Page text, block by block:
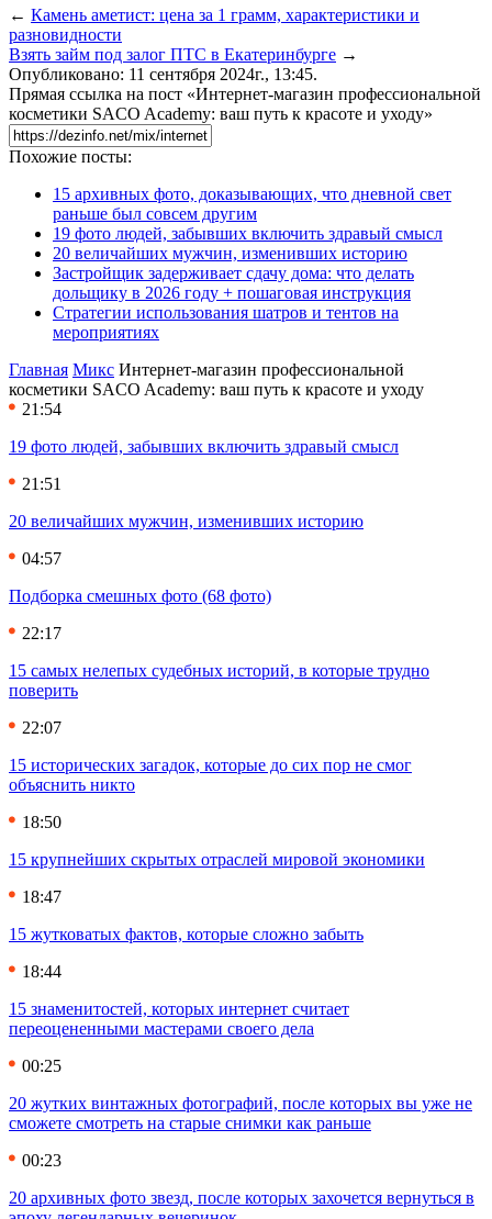
← Камень аметист: цена за 1 грамм, характеристики и
разновидности
Взять займ под залог ПТС в Екатеринбурге →
Опубликовано: 11 сентября 2024г., 13:45.
Прямая ссылка на пост «Интернет-магазин профессиональной
косметики SACO Academy: ваш путь к красоте и уходу»
Похожие посты:
15 архивных фото, доказывающих, что дневной свет
раньше был совсем другим
19 фото людей, забывших включить здравый смысл
20 величайших мужчин, изменивших историю
Застройщик задерживает сдачу дома: что делать
дольщику в 2026 году + пошаговая инструкция
Стратегии использования шатров и тентов на
мероприятиях
Главная Микс Интернет-магазин профессиональной
косметики SACO Academy: ваш путь к красоте и уходу
21:54
19 фото людей, забывших включить здравый смысл
21:51
20 величайших мужчин, изменивших историю
04:57
Подборка смешных фото (68 фото)
22:17
15 самых нелепых судебных историй, в которые трудно
поверить
22:07
15 исторических загадок, которые до сих пор не смог
объяснить никто
18:50
15 крупнейших скрытых отраслей мировой экономики
18:47
15 жутковатых фактов, которые сложно забыть
18:44
15 знаменитостей, которых интернет считает
переоцененными мастерами своего дела
00:25
20 жутких винтажных фотографий, после которых вы уже не
сможете смотреть на старые снимки как раньше
00:23
20 архивных фото звезд, после которых захочется вернуться в